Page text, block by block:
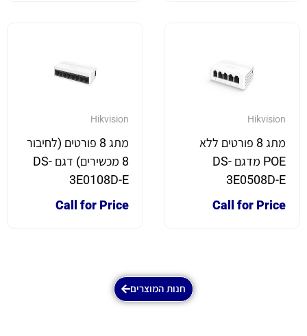
Hikvision
מתג 8 פורטים ללא
POE מדגם DS-
3E0508D-E
Call for Price
Hikvision
מתג 8 פורטים (לחיבור
8 מכשירים) דגם DS-
3E0108D-E
Call for Price
חנות המוצרים